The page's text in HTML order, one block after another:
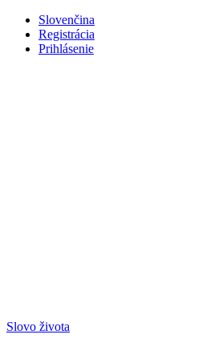
Slovenčina
Registrácia
Prihlásenie
Slovo života